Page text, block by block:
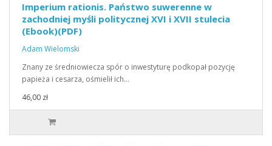
Imperium rationis. Państwo suwerenne w
zachodniej myśli politycznej XVI i XVII stulecia
(Ebook)(PDF)
Adam Wielomski
Znany ze średniowiecza spór o inwestyturę podkopał pozycję
papieża i cesarza, ośmielił ich…
46,00 zł